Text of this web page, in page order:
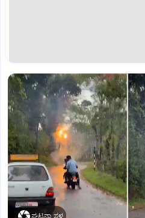
ಘಟನಾ ಸ್ಥಳ